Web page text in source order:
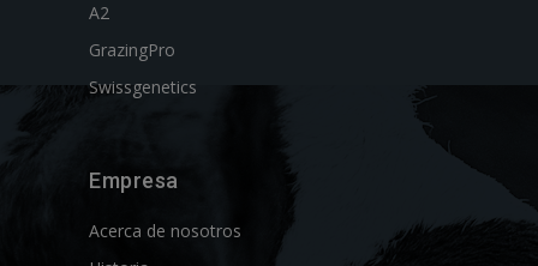
A2
GrazingPro
Swissgenetics
Empresa
Acerca de nosotros